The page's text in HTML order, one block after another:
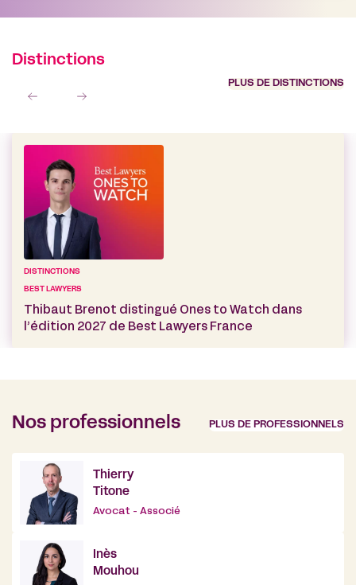
Distinctions
PLUS DE DISTINCTIONS
DISTINCTIONS
BEST LAWYERS
Thibaut Brenot distingué Ones to Watch dans
l’édition 2027 de Best Lawyers France
Nos professionnels PLUS DE PROFESSIONNELS
Thierry
Titone
Avocat - Associé
Inès
Mouhou